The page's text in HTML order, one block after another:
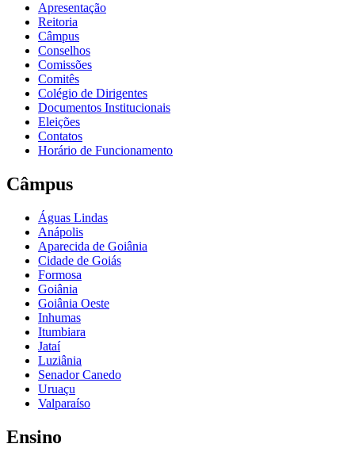
Apresentação
Reitoria
Câmpus
Conselhos
Comissões
Comitês
Colégio de Dirigentes
Documentos Institucionais
Eleições
Contatos
Horário de Funcionamento
Câmpus
Águas Lindas
Anápolis
Aparecida de Goiânia
Cidade de Goiás
Formosa
Goiânia
Goiânia Oeste
Inhumas
Itumbiara
Jataí
Luziânia
Senador Canedo
Uruaçu
Valparaíso
Ensino